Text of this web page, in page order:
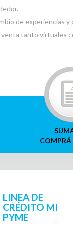
de experiencias y
tanto virtuales
COMPRÁ
LINEA DE
CRÉDITO MI
PYME